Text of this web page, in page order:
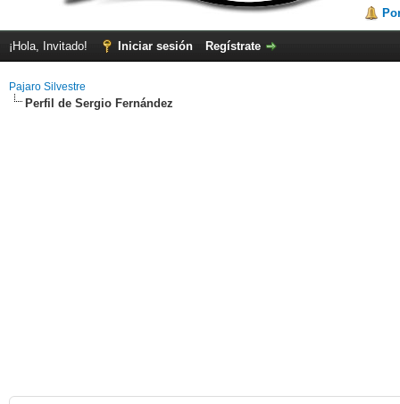
¡Hola, Invitado! Iniciar sesión Regístrate
Pajaro Silvestre
Perfil de Sergio Fernández